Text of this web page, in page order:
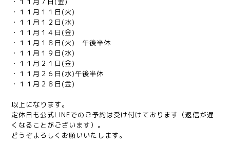
・１１月１１日(火)
・１１月１２日(水)
・１１月１４日(金)
・１１月１８日(火) 午後半休
・１１月１９日(水)
・１１月２１日(金)
・１１月２６日(水)午後半休
・１１月２８日(金)
以上になります。
定休日も公式LINEでのご予約は受け付けております（返信が遅
くなることがございます）。
どうぞよろしくお願いいたします。